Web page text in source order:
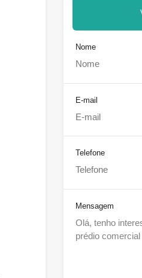
Nome
E-mail
Telefone
Mensagem